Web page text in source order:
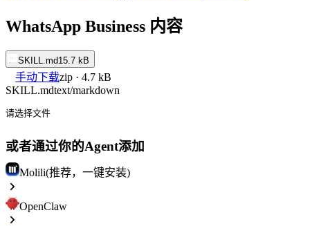
WhatsApp Business 内容
SKILL.md15.7 kB
手动下载zip · 4.7 kB
SKILL.mdtext/markdown
请选择文件
或者通过你的Agent添加
Molili(推荐，一键安装)
OpenClaw